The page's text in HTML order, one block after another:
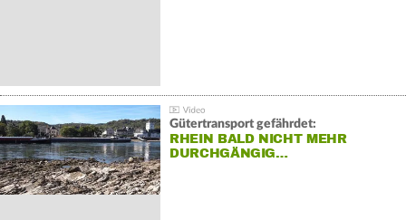
Gütertransport gefährdet:
RHEIN BALD NICHT MEHR
DURCHGÄNGIG…